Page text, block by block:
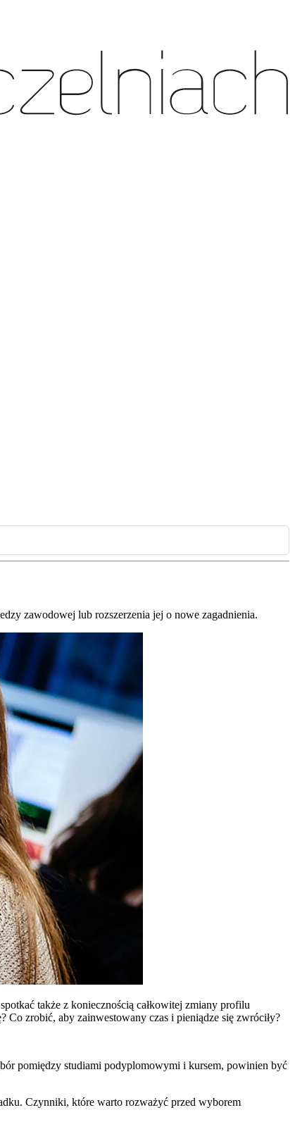
zawodowej lub rozszerzenia jej o nowe zagadnienia.
także z koniecznością całkowitej zmiany profilu
zrobić, aby zainwestowany czas i pieniądze się zwróciły?
pomiędzy studiami podyplomowymi i kursem, powinien być
Czynniki, które warto rozważyć przed wyborem